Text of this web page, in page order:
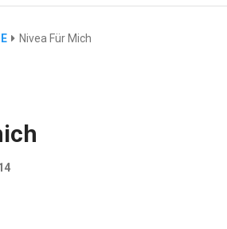
Nivea Für Mich